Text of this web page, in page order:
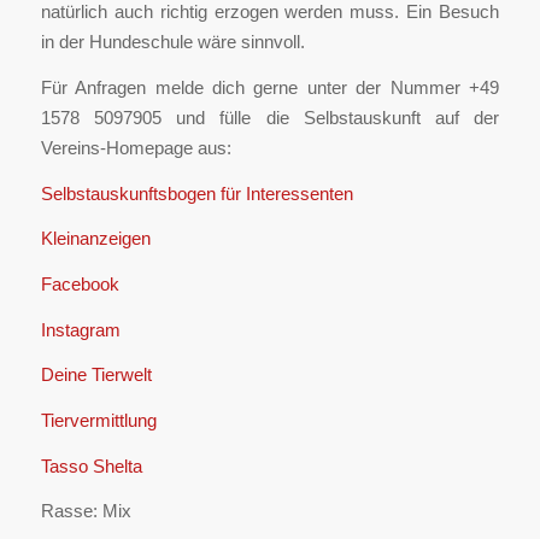
natürlich auch richtig erzogen werden muss. Ein Besuch
in der Hundeschule wäre sinnvoll.
Für Anfragen melde dich gerne unter der Nummer +49
1578 5097905 ‪und fülle die Selbstauskunft auf der
Vereins-Homepage aus:
Selbstauskunftsbogen für Interessenten
Kleinanzeigen
Facebook
Instagram
Deine Tierwelt
Tiervermittlung
Tasso Shelta
Rasse: Mix